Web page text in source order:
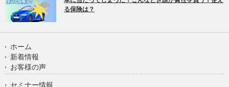
る保険は？
ホーム
新着情報
お客様の声
セミナー情報